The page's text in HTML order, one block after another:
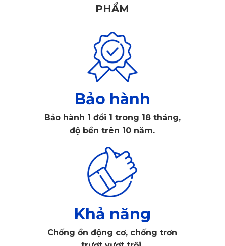
đường nét sàn xe, bao phủ toàn diện từ khoang lái đến
PVC cao cấp, chống nước, không thấm dầu và không bị
biến dạng dưới nhiệt độ cao như điều kiện thường gặp tại
Việt Nam. Không chỉ bảo vệ sàn xe một cách toàn diện, sản
phẩm còn làm nổi bật không gian nội thất nhờ họa tiết độc
PHẨM
Bảo hành
Bảo hành 1 đổi 1 trong 18 tháng,
độ bền trên 10 năm.
Khả năng
Chống ồn động cơ, chống trơn